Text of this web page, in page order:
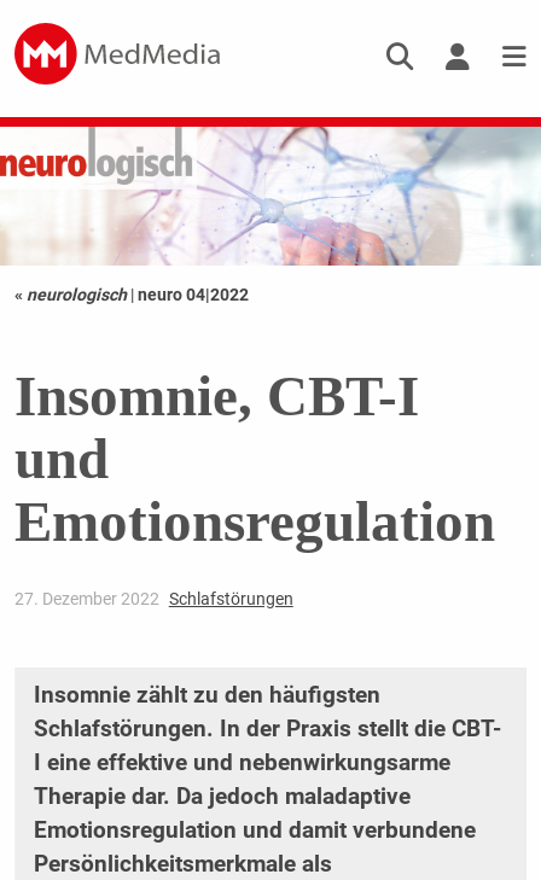
« neurologisch |neuro 04|2022
Insomnie, CBT-I
und
Emotionsregulation
27. Dezember 2022 Schlafstörungen
Insomnie zählt zu den häufigsten
Schlafstörungen. In der Praxis stellt die CBT-
I eine effektive und nebenwirkungsarme
Therapie dar. Da jedoch maladaptive
Emotionsregulation und damit verbundene
Persönlichkeitsmerkmale als